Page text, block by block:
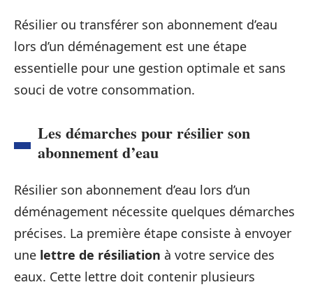
Résilier ou transférer son abonnement d’eau
lors d’un déménagement est une étape
essentielle pour une gestion optimale et sans
souci de votre consommation.
Les démarches pour résilier son
abonnement d’eau
Résilier son abonnement d’eau lors d’un
déménagement nécessite quelques démarches
précises. La première étape consiste à envoyer
une lettre de résiliation à votre service des
eaux. Cette lettre doit contenir plusieurs